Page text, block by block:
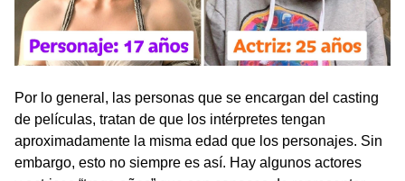
Por lo general, las personas que se encargan del casting
de películas, tratan de que los intérpretes tengan
aproximadamente la misma edad que los personajes. Sin
embargo, esto no siempre es así. Hay algunos actores